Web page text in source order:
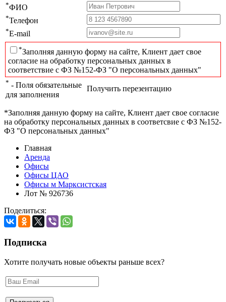
*ФИО
*Телефон
*E-mail
*Заполняя данную форму на сайте, Клиент дает свое
согласие на обработку персональных данных в
соответствие с ФЗ №152-ФЗ "О персональных данных"
* - Поля обязательные
для заполнения
Получить перезентацию
*Заполняя данную форму на сайте, Клиент дает свое согласие
на обработку персональных данных в соответсвие с ФЗ №152-
ФЗ "О персональных данных"
Главная
Аренда
Офисы
Офисы ЦАО
Офисы м Марксистская
Лот № 926736
Поделиться:
Подписка
Хотите получать новые объекты раньше всех?